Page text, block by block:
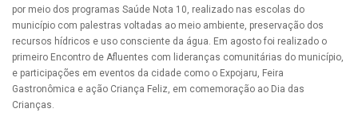
por meio dos programas Saúde Nota 10, realizado nas escolas do
município com palestras voltadas ao meio ambiente, preservação dos
recursos hídricos e uso consciente da água. Em agosto foi realizado o
primeiro Encontro de Afluentes com lideranças comunitárias do município,
e participações em eventos da cidade como o Expojaru, Feira
Gastronômica e ação Criança Feliz, em comemoração ao Dia das
Crianças.